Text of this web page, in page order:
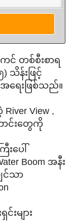
ကင် တစ်စီးစာရ
သိန်းဖြင့်
ေးဖြစ်သည်။
View ,
ောင်းတွေကို
ပေါ်
Boom အနီး
င်သာ
များ